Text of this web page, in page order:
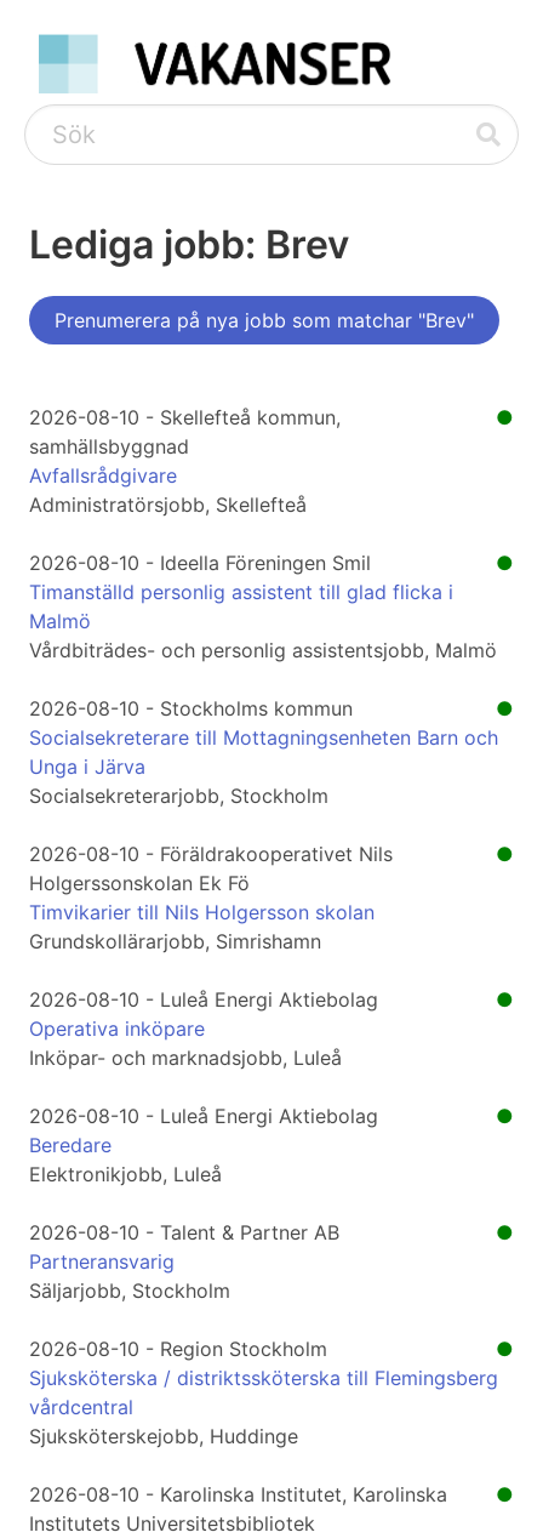
Lediga jobb: Brev
Prenumerera på nya jobb som matchar "Brev"
●
2026-08-10 - Skellefteå kommun,
samhällsbyggnad
Avfallsrådgivare
Administratörsjobb, Skellefteå
●
2026-08-10 - Ideella Föreningen Smil
Timanställd personlig assistent till glad flicka i
Malmö
Vårdbiträdes- och personlig assistentsjobb, Malmö
●
2026-08-10 - Stockholms kommun
Socialsekreterare till Mottagningsenheten Barn och
Unga i Järva
Socialsekreterarjobb, Stockholm
●
2026-08-10 - Föräldrakooperativet Nils
Holgerssonskolan Ek Fö
Timvikarier till Nils Holgersson skolan
Grundskollärarjobb, Simrishamn
●
2026-08-10 - Luleå Energi Aktiebolag
Operativa inköpare
Inköpar- och marknadsjobb, Luleå
●
2026-08-10 - Luleå Energi Aktiebolag
Beredare
Elektronikjobb, Luleå
●
2026-08-10 - Talent & Partner AB
Partneransvarig
Säljarjobb, Stockholm
●
2026-08-10 - Region Stockholm
Sjuksköterska / distriktssköterska till Flemingsberg
vårdcentral
Sjuksköterskejobb, Huddinge
●
2026-08-10 - Karolinska Institutet, Karolinska
Institutets Universitetsbibliotek